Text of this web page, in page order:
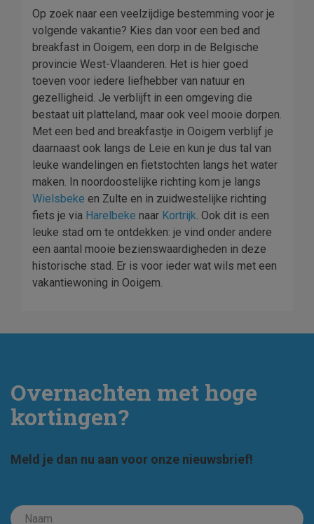
Op zoek naar een veelzijdige bestemming voor je
volgende vakantie? Kies dan voor een bed and
breakfast in Ooigem, een dorp in de Belgische
provincie West-Vlaanderen. Het is hier goed
toeven voor iedere liefhebber van natuur en
gezelligheid. Je verblijft in een omgeving die
bestaat uit platteland, maar ook veel mooie dorpen.
Met een bed and breakfastje in Ooigem verblijf je
daarnaast ook langs de Leie en kun je dus tal van
leuke wandelingen en fietstochten langs het water
maken. In noordoostelijke richting kom je langs
Wielsbeke en Zulte en in zuidwestelijke richting
fiets je via Harelbeke naar Kortrijk. Ook dit is een
leuke stad om te ontdekken: je vind onder andere
een aantal mooie bezienswaardigheden in deze
historische stad. Er is voor ieder wat wils met een
vakantiewoning in Ooigem.
Overnachten met hoge
kortingen?
Meld je dan nu aan voor onze nieuwsbrief!